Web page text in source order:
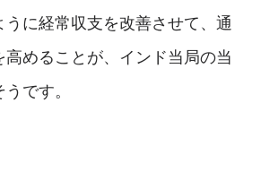
に経常収支を改善させて、通
めることが、インド当局の当
です。